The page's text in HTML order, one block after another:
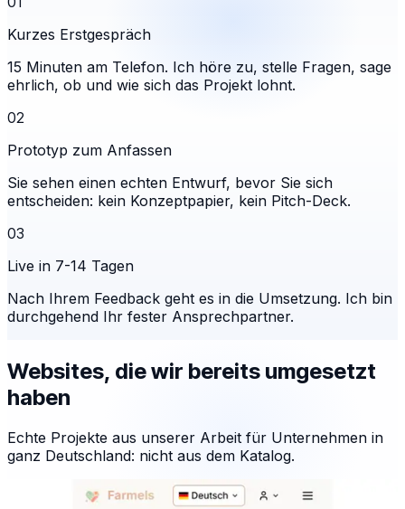
Kurzes Erstgespräch
15 Minuten am Telefon. Ich höre zu, stelle Fragen, sage
ehrlich, ob und wie sich das Projekt lohnt.
02
Prototyp zum Anfassen
Sie sehen einen echten Entwurf, bevor Sie sich
entscheiden: kein Konzeptpapier, kein Pitch-Deck.
03
Live in 7-14 Tagen
Nach Ihrem Feedback geht es in die Umsetzung. Ich bin
durchgehend Ihr fester Ansprechpartner.
Websites, die wir bereits umgesetzt
haben
Echte Projekte aus unserer Arbeit für Unternehmen in
ganz Deutschland: nicht aus dem Katalog.